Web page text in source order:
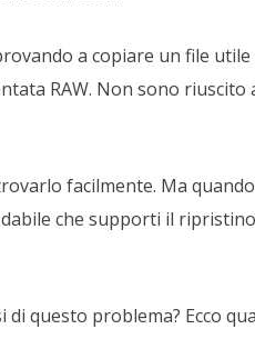
a copiare un file utile
RAW. Non sono riuscito
facilmente. Ma
che supporti il
questo problema? Ecco